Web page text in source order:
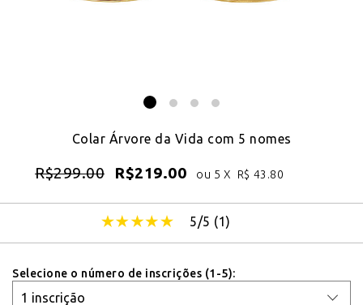
Colar Árvore da Vida com 5 nomes
R$299.00 R$219.00 ou 5 X R$ 43.80
5/5 (1)
Selecione o número de inscrições (1-5):